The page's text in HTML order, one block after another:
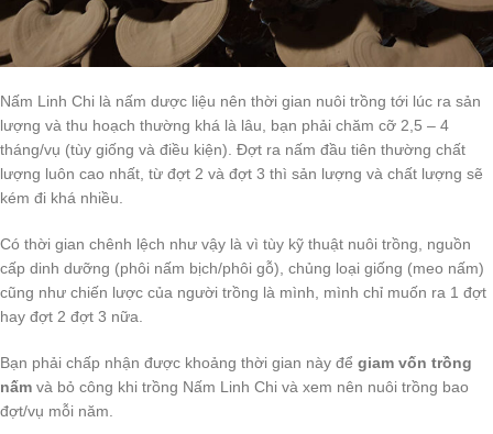
Nấm Linh Chi là nấm dược liệu nên thời gian nuôi trồng tới lúc ra sản
lượng và thu hoạch thường khá là lâu, bạn phải chăm cỡ 2,5 – 4
tháng/vụ (tùy giống và điều kiện). Đợt ra nấm đầu tiên thường chất
lượng luôn cao nhất, từ đợt 2 và đợt 3 thì sản lượng và chất lượng sẽ
kém đi khá nhiều.
Có thời gian chênh lệch như vậy là vì tùy kỹ thuật nuôi trồng, nguồn
cấp dinh dưỡng (phôi nấm bịch/phôi gỗ), chủng loại giống (meo nấm)
cũng như chiến lược của người trồng là mình, mình chỉ muốn ra 1 đợt
hay đợt 2 đợt 3 nữa.
Bạn phải chấp nhận được khoảng thời gian này để giam vốn trồng
nấm và bỏ công khi trồng Nấm Linh Chi và xem nên nuôi trồng bao
đợt/vụ mỗi năm.